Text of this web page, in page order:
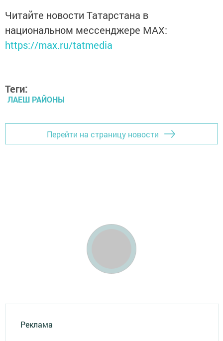
Читайте новости Татарстана в
национальном мессенджере MАХ:
https://max.ru/tatmedia
Теги:
ЛАЕШ РАЙОНЫ
Перейти на страницу новости
Реклама